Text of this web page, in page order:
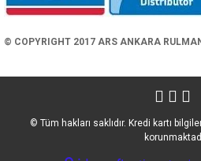
© COPYRIGHT 2017 ARS ANKARA
© Tüm hakları saklıdır. Kredi kartı